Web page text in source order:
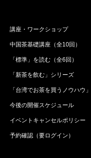
講座・ワークショップ
中国茶基礎講座（全10回）
「標準」を読む（全6回）
「新茶を飲む」シリーズ
「台湾でお茶を買うノウハウ」
今後の開催スケジュール
イベントキャンセルポリシー
予約確認（要ログイン）